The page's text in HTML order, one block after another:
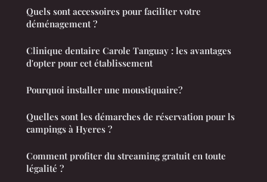
Quels sont accessoires pour faciliter votre
déménagement ?
Clinique dentaire Carole Tanguay : les avantages
d'opter pour cet établissement
Pourquoi installer une moustiquaire?
Quelles sont les démarches de réservation pour ls
campings à Hyeres ?
Comment profiter du streaming gratuit en toute
légalité ?